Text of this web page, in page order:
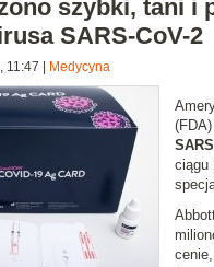
szybki, tani i
SARS-CoV-2
11:47 Medycyna
ciągu